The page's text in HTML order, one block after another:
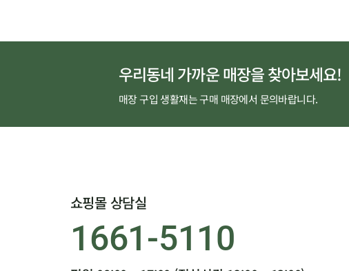
우리동네 가까운 매장을 찾아보세요!
매장 구입 생활재는 구매 매장에서 문의바랍니다.
쇼핑몰 상담실
1661-5110